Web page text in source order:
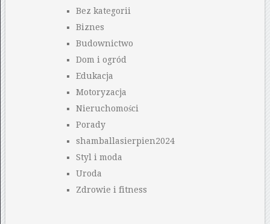
Bez kategorii
Biznes
Budownictwo
Dom i ogród
Edukacja
Motoryzacja
Nieruchomości
Porady
shamballasierpien2024
Styl i moda
Uroda
Zdrowie i fitness